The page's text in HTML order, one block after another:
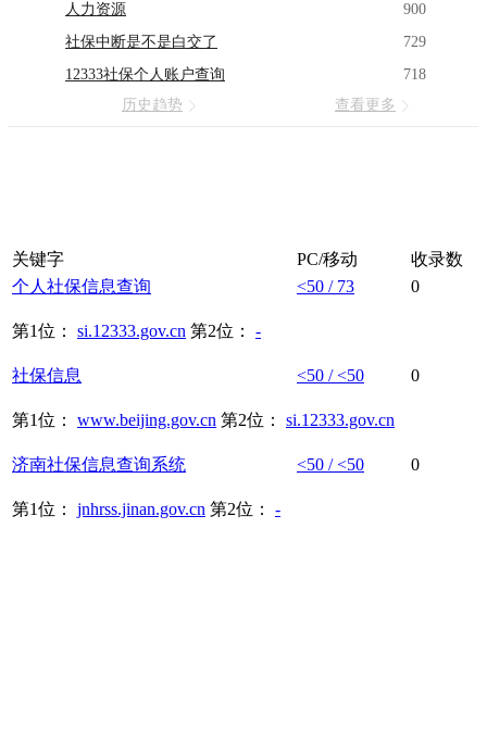
人力资源
900
社保中断是不是白交了
729
12333社保个人账户查询
718
历史趋势
查看更多
关键字 PC/移动
收录数
个人 社保信息查询 <50 / 73 0
第1位： si.12333.gov.cn 第2位： -
社保信息 <50 / <50 0
第1位： www.beijing.gov.cn 第2位： si.12333.gov.cn
济南社保信息查询系统 <50 / <50 0
第1位： jnhrss.jinan.gov.cn 第2位： -